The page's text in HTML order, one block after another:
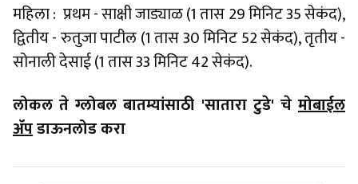
महिला : प्रथम - साक्षी जाड्याळ (1 तास 29 मिनिट 35 सेकंद),
द्वितीय - रुतुजा पाटील (1 तास 30 मिनिट 52 सेकंद), तृतीय -
सोनाली देसाई (1 तास 33 मिनिट 42 सेकंद).
लोकल ते ग्लोबल बातम्यांसाठी 'सातारा टुडे' चे मोबाईल
ॲपडाऊनलोड करा